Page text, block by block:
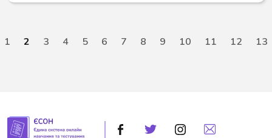
1 2 3 4 5 6 7 8 9 10 11 12 13